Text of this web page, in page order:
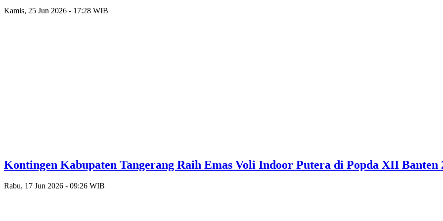
Kamis, 25 Jun 2026 - 17:28 WIB
Kontingen Kabupaten Tangerang Raih Emas Voli Indoor Putera di Popda XII Banten
Rabu, 17 Jun 2026 - 09:26 WIB